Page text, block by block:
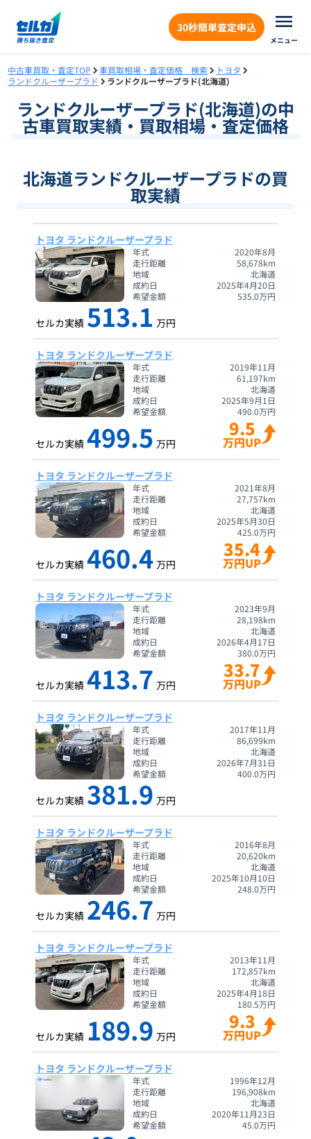
30秒簡単査定申込
メニュー
中古車買取・査定TOP 車買取相場・査定価格 検索
トヨタ
ランドクルーザープラド
ランドクルーザープラド(北海道)
ランドクルーザープラド(北海道)の中
古車買取実績・買取相場・査定価格
北海道ランドクルーザープラドの買
取実績
トヨタ ランドクルーザープラド
年式
2020年8月
走行距離
58,678km
地域
北海道
成約日
2025年4月20日
希望金額
535.0万円
セルカ実績 513.1 万円
トヨタ ランドクルーザープラド
年式
2019年11月
走行距離
61,197km
地域
北海道
成約日
2025年9月1日
希望金額
490.0万円
セルカ実績 499.5 万円
9.5
万円UP
トヨタ ランドクルーザープラド
年式
2021年8月
走行距離
27,757km
地域
北海道
成約日
2025年5月30日
希望金額
425.0万円
セルカ実績 460.4 万円
35.4
万円UP
トヨタ ランドクルーザープラド
年式
2023年9月
走行距離
28,198km
地域
北海道
成約日
2026年4月17日
希望金額
380.0万円
セルカ実績 413.7 万円
33.7
万円UP
トヨタ ランドクルーザープラド
年式
2017年11月
走行距離
86,699km
地域
北海道
成約日
2026年7月31日
希望金額
400.0万円
セルカ実績 381.9 万円
トヨタ ランドクルーザープラド
年式
2016年8月
走行距離
20,620km
地域
北海道
成約日
2025年10月10日
希望金額
248.0万円
セルカ実績 246.7 万円
トヨタ ランドクルーザープラド
年式
2013年11月
走行距離
172,857km
地域
北海道
成約日
2025年4月18日
希望金額
180.5万円
セルカ実績 189.9 万円
9.3
万円UP
トヨタ ランドクルーザープラド
年式
1996年12月
走行距離
196,908km
地域
北海道
成約日
2020年11月23日
希望金額
45.0万円